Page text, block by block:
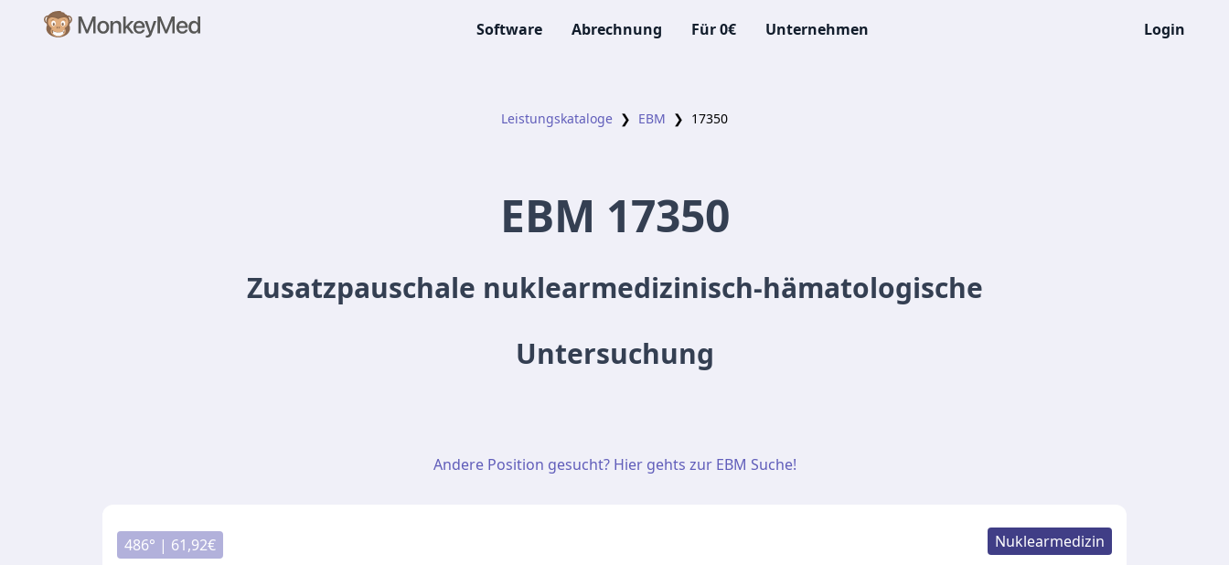
Software Abrechnung Für 0€ Unternehmen Login
Leistungskataloge ❯ EBM ❯ 17350
EBM 17350
Zusatzpauschale nuklearmedizinisch-hämatologische
Untersuchung
Andere Position gesucht? Hier gehts zur EBM Suche!
486° | 61,92€ Nuklearmedizin